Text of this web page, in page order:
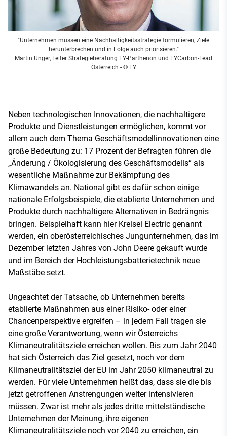
"Unternehmen müssen eine Nachhaltigkeitsstrategie formulieren, Ziele
herunterbrechen und in Folge auch priorisieren."
Martin Unger, Leiter Strategieberatung EY-Parthenon und EYCarbon-Lead
Österreich - © EY
Neben technologischen Innovationen, die nachhaltigere
Produkte und Dienstleistungen ermöglichen, kommt vor
allem auch dem Thema Geschäftsmodellinnovationen eine
große Bedeutung zu: 17 Prozent der Befragten führen die
„Änderung / Ökologisierung des Geschäftsmodells“ als
wesentliche Maßnahme zur Bekämpfung des
Klimawandels an. National gibt es dafür schon einige
nationale Erfolgsbeispiele, die etablierte Unternehmen und
Produkte durch nachhaltigere Alternativen in Bedrängnis
bringen. Beispielhaft kann hier Kreisel Electric genannt
werden, ein oberösterreichisches Jungunternehmen, das im
Dezember letzten Jahres von John Deere gekauft wurde
und im Bereich der Hochleistungsbatterietechnik neue
Maßstäbe setzt.
Ungeachtet der Tatsache, ob Unternehmen bereits
etablierte Maßnahmen aus einer Risiko- oder einer
Chancenperspektive ergreifen – in jedem Fall tragen sie
eine große Verantwortung, wenn wir Österreichs
Klimaneutralitätsziele erreichen wollen. Bis zum Jahr 2040
hat sich Österreich das Ziel gesetzt, noch vor dem
Klimaneutralitätsziel der EU im Jahr 2050 klimaneutral zu
werden. Für viele Unternehmen heißt das, dass sie die bis
jetzt getroffenen Anstrengungen weiter intensivieren
müssen. Zwar ist mehr als jedes dritte mittelständische
Unternehmen der Meinung, ihre eigenen
Klimaneutralitätsziele noch vor 2040 zu erreichen, ein